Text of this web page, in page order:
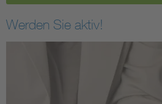
Werden Sie aktiv!